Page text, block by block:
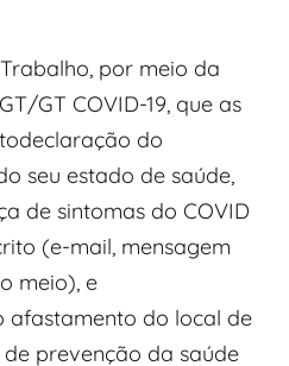
por meio da
GT COVID-19, que as
do
seu estado de saúde,
de sintomas do COVID
(e-mail, mensagem
meio), e
do local de
prevenção da saúde